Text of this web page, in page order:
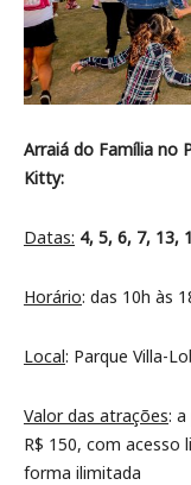
Arraiá do Família no
Kitty:
Datas: 4, 5, 6, 7, 13,
Horário: das 10h às
Local: Parque Villa-
Valor das atrações:
R$ 150, com acesso
forma ilimitada